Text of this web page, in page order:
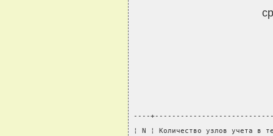
----
¦ N ¦ Количество узлов учета в